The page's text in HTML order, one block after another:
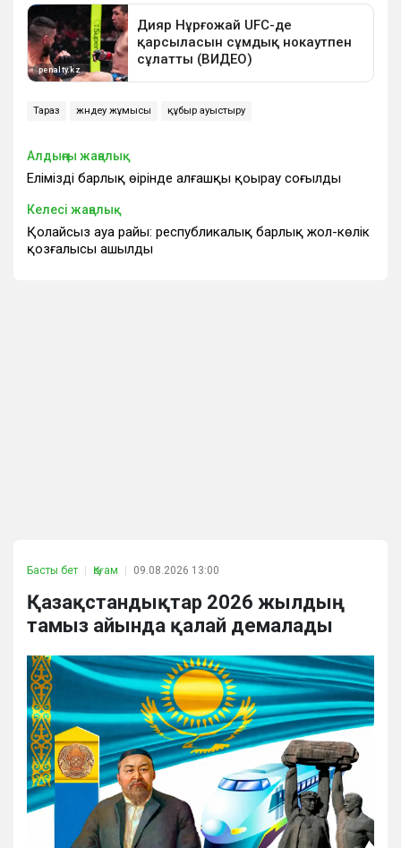
Тараз жөндеу жұмысы құбыр ауыстыру
Алдыңғы жаңалық
Еліміздің барлық өңірінде алғашқы қоңырау соғылды
Келесі жаңалық
Қолайсыз ауа райы: республикалық барлық жол-көлік
қозғалысы ашылды
Басты бет Қоғам 09.08.2026 13:00
Қазақстандықтар 2026 жылдың
тамыз айында қалай демалады